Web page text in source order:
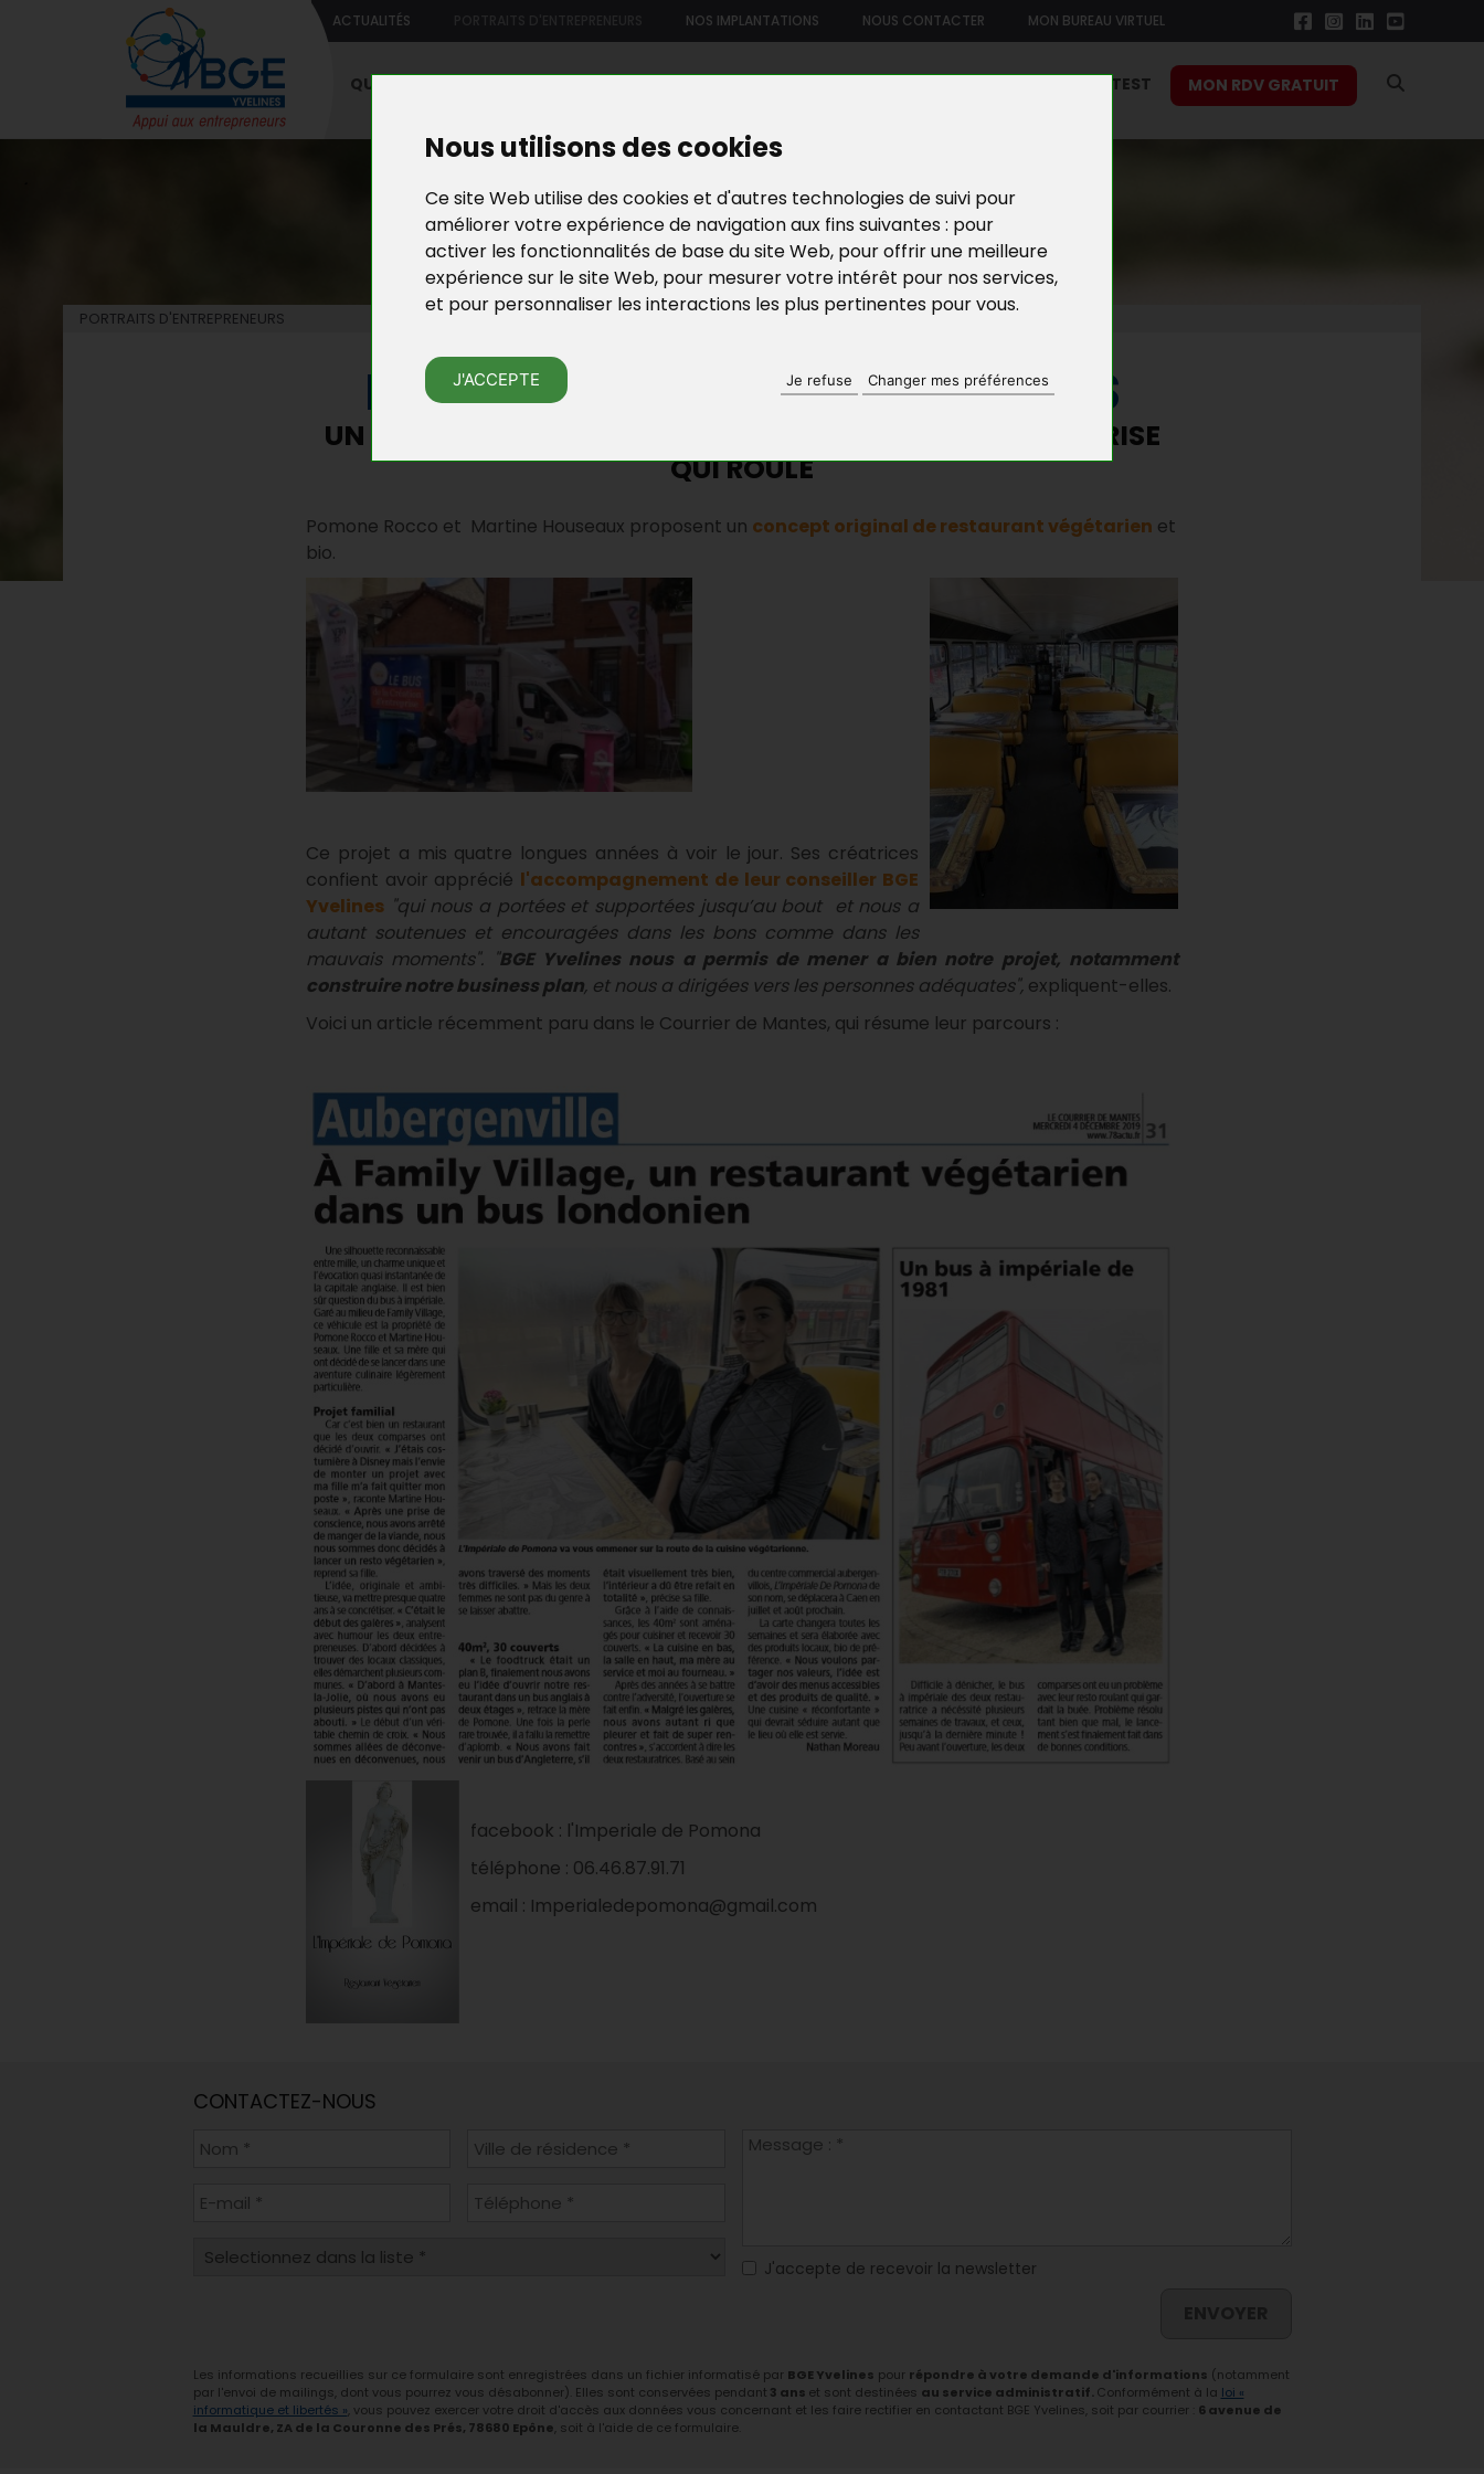
Nous utilisons des cookies
Ce site Web utilise des cookies et d'autres technologies de suivi pour
améliorer votre expérience de navigation aux fins suivantes : pour
activer les fonctionnalités de base du site Web, pour offrir une meilleure
expérience sur le site Web, pour mesurer votre intérêt pour nos services,
et pour personnaliser les interactions les plus pertinentes pour vous.
J'ACCEPTE Je refuse Changer mes préférences
ACTUALITÉS NOS IMPLANTATIONS NOUS CONTACTER MON BUREAU VIRTUEL
QUI SOMMES-NOUS FONCTION TEST MON RDV GRATUIT
PORTRAITS D'ENTREPRENEURS
PORTRAITS D'ENTREPRENEURS
UN RESTAURANT DANS UN BUS À IMPÉRIALE, UNE ENTREPRISE
QUI ROULE
Pomone Rocco et Martine Houseaux proposent un concept original de restaurant végétarien et
bio.
Ce projet a mis quatre longues années à voir le jour. Ses créatrices
confient avoir apprécié l'accompagnement de leur conseiller BGE
Yvelines "qui nous a portées et supportées jusqu’au bout et nous a
autant soutenues et encouragées dans les bons comme dans les
mauvais moments". "BGE Yvelines nous a permis de mener a bien notre projet, notamment
construire notre business plan, et nous a dirigées vers les personnes adéquates", expliquent-elles.
Voici un article récemment paru dans le Courrier de Mantes, qui résume leur parcours :
facebook : l'Imperiale de Pomona
téléphone : 06.46.87.91.71
email : Imperialedepomona@gmail.com
CONTACTEZ-NOUS
J'accepte de recevoir la newsletter
Les informations recueillies sur ce formulaire sont enregistrées dans un fichier informatisé par BGE Yvelines pour répondre à votre demande d'informations (notamment
par l'envoi de mailings, dont vous pourrez vous désabonner). Elles sont conservées pendant 3 ans et sont destinées au service administratif. Conformément à la loi «
informatique et libertés » , vous pouvez exercer votre droit d'accès aux données vous concernant et les faire rectifier en contactant BGE Yvelines, soit par courrier :
6 avenue de
la Mauldre, ZA de la Couronne des Prés, 78680 Epône , soit à l'aide de ce formulaire.